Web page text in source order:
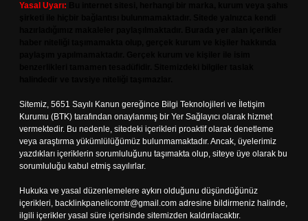
Yasal Uyarı:
Sitemiz, 5651 Sayılı Kanun gereğince Bilgi Teknolojileri ve İletişim
Kurumu (BTK) tarafından onaylanmış bir Yer Sağlayıcı olarak hizmet
vermektedir. Bu nedenle, sitedeki içerikleri proaktif olarak denetleme
veya araştırma yükümlülüğümüz bulunmamaktadır. Ancak, üyelerimiz
yazdıkları içeriklerin sorumluluğunu taşımakta olup, siteye üye olarak bu
sorumluluğu kabul etmiş sayılırlar.
Hukuka ve yasal düzenlemelere aykırı olduğunu düşündüğünüz
içerikleri, backlinkpanelicomtr@gmail.com adresine bildirmeniz halinde,
ilgili içerikler yasal süre içerisinde sitemizden kaldırılacaktır.